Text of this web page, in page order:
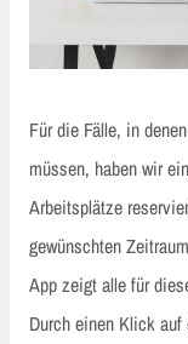
Für die Fälle, in
müssen, haben wir
Arbeitsplätze
gewünschten
App zeigt alle für
Durch einen Klick